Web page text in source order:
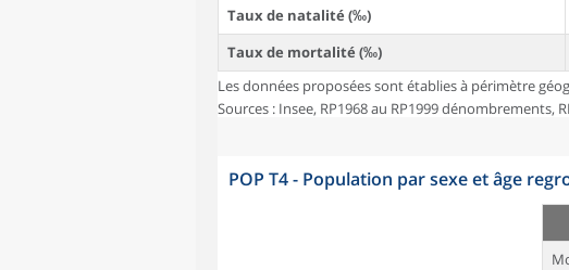
Taux de natalité (‰)
Taux de mortalité (‰)
Les données proposées sont établies à périmètre
Sources : Insee, RP1968 au RP1999 dénombrements,
POP T4 - Population par sexe et âge